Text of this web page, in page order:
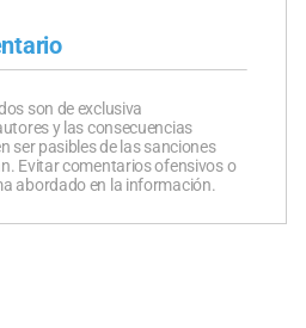
son de exclusiva
y las consecuencias
ser pasibles de las sanciones
Evitar comentarios ofensivos o
abordado en la información.